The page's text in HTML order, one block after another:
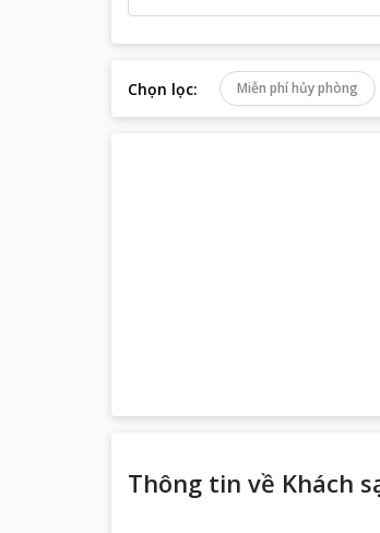
Chọn lọc: Miễn phí hủy phòng
Thông tin về Khách